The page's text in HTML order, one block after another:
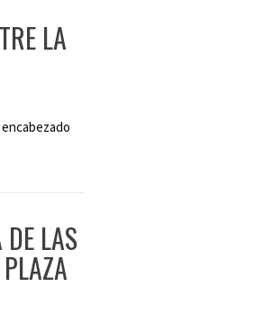
LA
LAS